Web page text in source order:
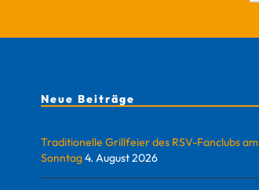
Neue Beiträge
Traditionelle Grillfeier des RSV-Fanclubs am
Sonntag4. August 2026